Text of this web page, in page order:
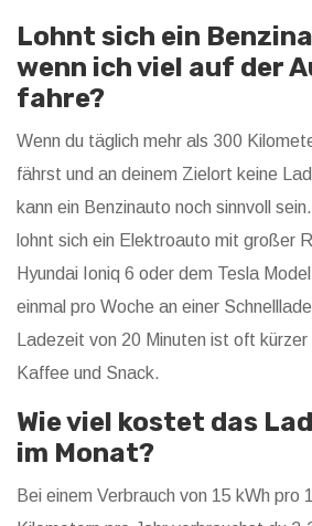
Lohnt sich ein
wenn ich viel auf der
fahre?
Wenn du täglich mehr als 300
fährst und an deinem Zielort keine
kann ein Benzinauto noch sinnvoll
lohnt sich ein Elektroauto mit großer
Hyundai Ioniq 6 oder dem Tesla
einmal pro Woche an einer
Ladezeit von 20 Minuten ist oft
Kaffee und Snack.
Wie viel kostet das
im Monat?
Bei einem Verbrauch von 15 kWh pro